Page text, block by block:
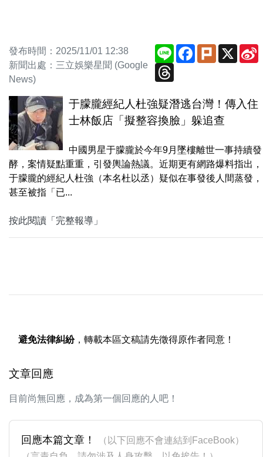
發布時間：2025/11/01 12:38
新聞出處：三立娛樂星聞 (Google
News)
Line Facebook
Plurk X
于朦朧經紀人杜強疑潛逃台灣！傳入住
士林飯店「擬整容換臉」躲追查
中國男星于朦朧於今年9月墜樓離世一事持續發
酵，案情疑點重重，引發輿論熱議。近期更有網路爆料指出，
于朦朧的經紀人杜強（本名杜以丞）疑似在事發後人間蒸發，
甚至被指「已...
按此閱讀「完整報導」
避免法律糾紛，轉載本區文稿請先徵得原作者同意！
文章回應
目前尚無回應，成為第一個回應的人吧！
回應本篇文章！
（以下回應不會連結到FaceBook）